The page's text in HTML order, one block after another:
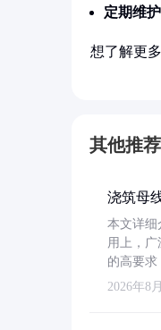
定期维护
想了解更
其他推荐
浇筑母
本文详细
用上，
的高要求
2026年8